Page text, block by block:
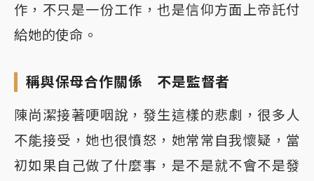
作，不只是一份工作，也是信仰方面上帝託付
給她的使命。
稱與保母合作關係 不是監督者
陳尚潔接著哽咽說，發生這樣的悲劇，很多人
不能接受，她也很憤怒，她常常自我懷疑，當
初如果自己做了什麼事，是不是就不會不是發